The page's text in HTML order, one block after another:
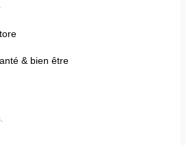
& bien être